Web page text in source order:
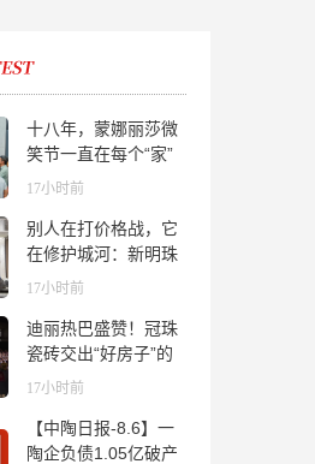
十八年，蒙娜丽莎微
笑节一直在每个“家”
的故事里
17小时前
别人在打价格战，它
在修护城河：新明珠
岩板的逆势密码
17小时前
迪丽热巴盛赞！冠珠
瓷砖交出“好房子”的
标准答卷
17小时前
【中陶日报-8.6】一
陶企负债1.05亿破产